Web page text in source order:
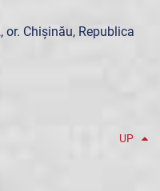
or. Chișinău, Republica
UP